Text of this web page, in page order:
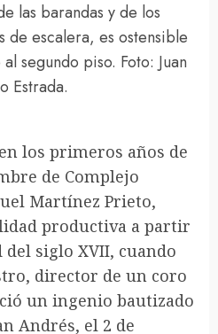
las barandas y de los
de escalera, es ostensible
segundo piso. Foto: Juan
Estrada.
los primeros años de
de Complejo
Martínez Prieto,
productiva a partir
siglo XVII, cuando
director de un coro
un ingenio bautizado
Andrés, el 2 de